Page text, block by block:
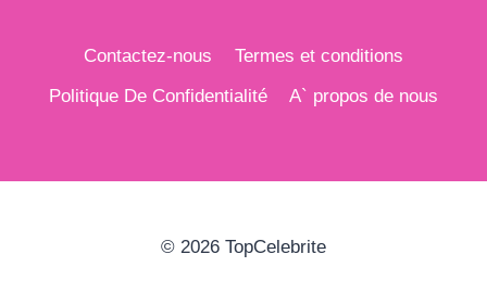
Contactez-nous
Termes et conditions
Politique De Confidentialité
A` propos de nous
© 2026 TopCelebrite